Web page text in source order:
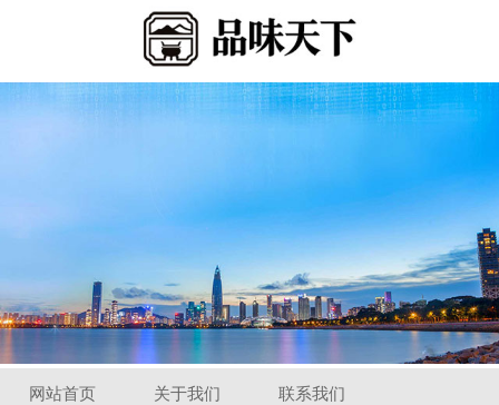
网站首页 关于我们
联系我们